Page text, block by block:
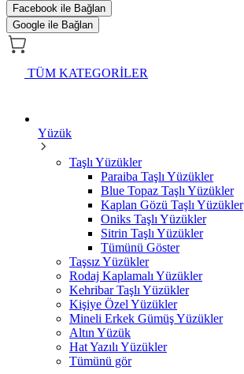
Facebook ile Bağlan
Google ile Bağlan
TÜM KATEGORİLER
Yüzük
Taşlı Yüzükler
Paraiba Taşlı Yüzükler
Blue Topaz Taşlı Yüzükler
Kaplan Gözü Taşlı Yüzükler
Oniks Taşlı Yüzükler
Sitrin Taşlı Yüzükler
Tümünü Göster
Taşsız Yüzükler
Rodaj Kaplamalı Yüzükler
Kehribar Taşlı Yüzükler
Kişiye Özel Yüzükler
Mineli Erkek Gümüş Yüzükler
Altın Yüzük
Hat Yazılı Yüzükler
Tümünü gör